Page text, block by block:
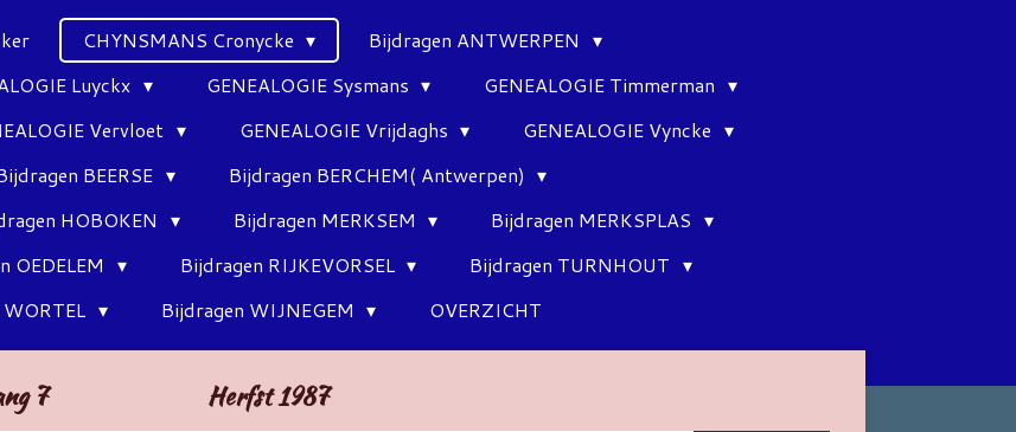
CHYNSMANS Cronycke
Bijdragen ANTWERPEN
Luyckx GENEALOGIE Sysmans
GENEALOGIE Timmerman
Vervloet GENEALOGIE Vrijdaghs
GENEALOGIE Vyncke
BEERSE
Bijdragen BERCHEM( Antwerpen)
HOBOKEN Bijdragen MERKSEM
Bijdragen MERKSPLAS
OEDELEM Bijdragen RIJKEVORSEL
Bijdragen TURNHOUT
Bijdragen WIJNEGEM OVERZICHT
7 Herfst 1987